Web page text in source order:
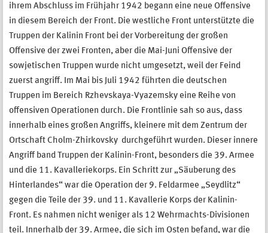
ihrem Abschluss im Frühjahr 1942 begann eine neue Offensive
in diesem Bereich der Front. Die westliche Front unterstützte die
Truppen der Kalinin Front bei der Vorbereitung der großen
Offensive der zwei Fronten, aber die Mai-Juni Offensive der
sowjetischen Truppen wurde nicht umgesetzt, weil der Feind
zuerst angriff. Im Mai bis Juli 1942 führten die deutschen
Truppen im Bereich Rzhevskaya-Vyazemsky eine Reihe von
offensiven Operationen durch. Die Frontlinie sah so aus, dass
innerhalb eines großen Angriffs, kleinere mit dem Zentrum der
Ortschaft Cholm-Zhirkovsky durchgeführt wurden. Dieser innere
Angriff band Truppen der Kalinin-Front, besonders die 39. Armee
und die 11. Kavalleriekorps. Ein Schritt zur „Säuberung des
Hinterlandes“ war die Operation der 9. Feldarmee „Seydlitz“
gegen die Teile der 39. und 11. Kavallerie Korps der Kalinin-
Front. Es nahmen nicht weniger als 12 Wehrmachts-Divisionen
teil. Innerhalb der 39. Armee, die sich im Osten befand, war die